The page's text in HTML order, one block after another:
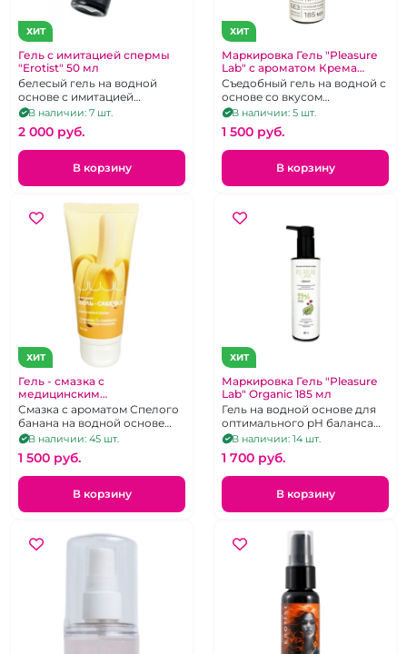
ХИТ
Гель с имитацией спермы
"Erotist" 50 мл
белесый гель на водной
основе с имитацией
мужского семени 50 мл
В наличии: 7 шт.
2 000 pуб.
В корзину
ХИТ
Маркировка Гель "Pleasure
Lab" с ароматом Крема
Брюле 185 мл
Съедобный гель на водной с
основе со вкусом
Мороженного 185 мл
В наличии: 5 шт.
1 500 pуб.
В корзину
ХИТ
Гель - смазка с
медицинским
сертификатом "Juju"
тропический банан 100 мл
Смазка с ароматом Спелого
банана на водной основе
для вагинального секса.
В наличии: 45 шт.
1 500 pуб.
В корзину
ХИТ
Маркировка Гель "Pleasure
Lab" Organic 185 мл
Гель на водной основе для
оптимального pH баланса
185 мл
В наличии: 14 шт.
1 700 pуб.
В корзину